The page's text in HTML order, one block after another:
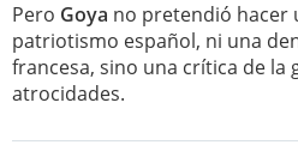
Pero Goya no pretendió hacer
patriotismo español, ni una
francesa, sino una crítica de la
atrocidades.